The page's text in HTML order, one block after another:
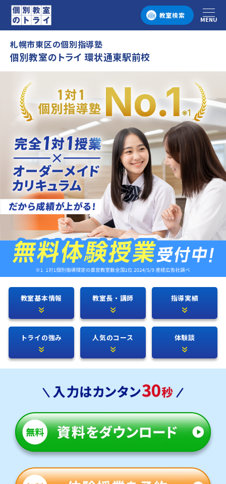
教室検索
メニュー
MENU
札幌市東区の個別指導塾
個別教室のトライ 環状通東駅前校
教室基本情報 教室長・講師 指導実績
トライの強み 人気のコース 体験談